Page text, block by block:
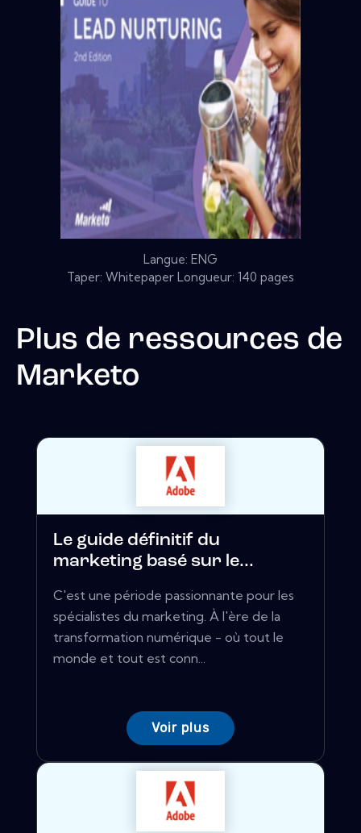
Langue: ENG
Taper: Whitepaper Longueur: 140 pages
Plus de ressources de
Marketo
Le guide définitif du
marketing basé sur le...
C'est une période passionnante pour les
spécialistes du marketing. À l'ère de la
transformation numérique - où tout le
monde et tout est conn...
Voir plus